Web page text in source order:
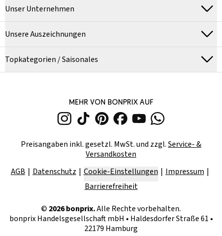
Unser Unternehmen
Unsere Auszeichnungen
Topkategorien / Saisonales
MEHR VON BONPRIX AUF
Preisangaben inkl. gesetzl. MwSt. und zzgl.Service- &
Versandkosten
AGB
Datenschutz Cookie-Einstellungen
Impressum
Barrierefreiheit
© 2026bonprix.Alle Rechte vorbehalten.
bonprix Handelsgesellschaft mbH • Haldesdorfer Straße 61 •
22179 Hamburg